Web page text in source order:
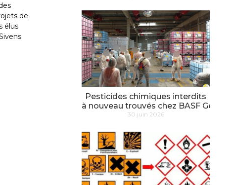
de
élus
Pesticides chimiques interdits
à nouveau trouvés chez BASF Genay
30 juin 2026